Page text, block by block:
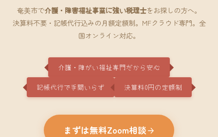
奄美市で介護・障害福祉事業に強い税理士をお探しの方へ。
決算料不要・記帳代行込みの月額定額制。MFクラウド専門。全
国オンライン対応。
介護・障がい福祉専門だから安心
記帳代行で手間いらず 決算料0円の定額制
まずは無料Zoom相談